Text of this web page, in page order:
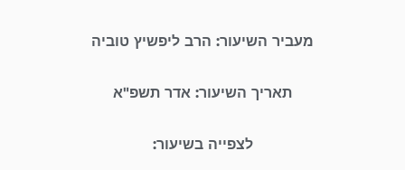
מעביר השיעור: הרב ליפשיץ טוביה
תאריך השיעור: אדר תשפ"א
לצפייה בשיעור: